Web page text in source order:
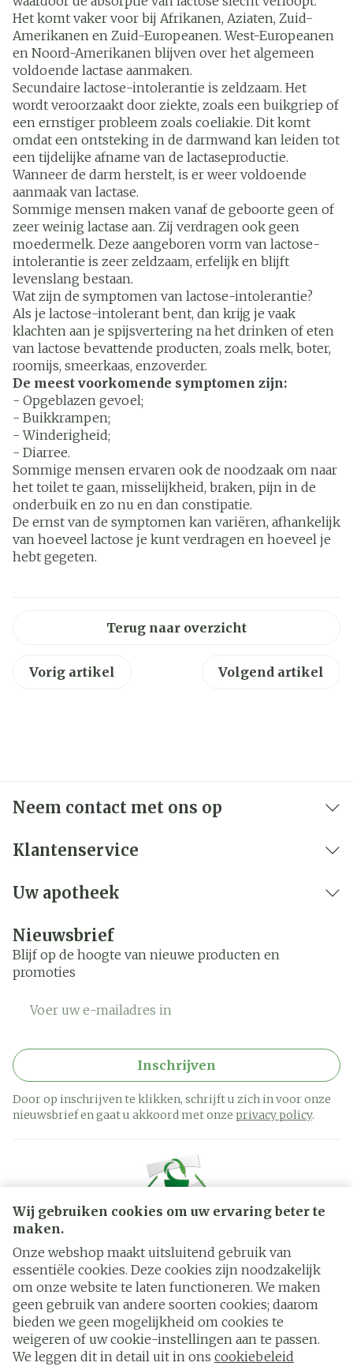
Wij gebruiken cookies om uw ervaring beter te
maken.
Onze webshop maakt uitsluitend gebruik van
essentiële cookies. Deze cookies zijn noodzakelijk
om onze website te laten functioneren. We maken
geen gebruik van andere soorten cookies; daarom
bieden we geen mogelijkheid om cookies te
weigeren of uw cookie-instellingen aan te passen.
We leggen dit in detail uit in ons cookiebeleid
Het komt vaker voor bij Afrikanen, Aziaten, Zuid-
Amerikanen en Zuid-Europeanen. West-Europeanen
en Noord-Amerikanen blijven over het algemeen
voldoende lactase aanmaken.
Secundaire lactose-intolerantie is zeldzaam. Het
wordt veroorzaakt door ziekte, zoals een buikgriep of
een ernstiger probleem zoals coeliakie. Dit komt
omdat een ontsteking in de darmwand kan leiden tot
een tijdelijke afname van de lactaseproductie.
Wanneer de darm herstelt, is er weer voldoende
aanmaak van lactase.
Sommige mensen maken vanaf de geboorte geen of
zeer weinig lactase aan. Zij verdragen ook geen
moedermelk. Deze aangeboren vorm van lactose-
intolerantie is zeer zeldzaam, erfelijk en blijft
levenslang bestaan.
Wat zijn de symptomen van lactose-intolerantie?
Als je lactose-intolerant bent, dan krijg je vaak
klachten aan je spijsvertering na het drinken of eten
van lactose bevattende producten, zoals melk, boter,
roomijs, smeerkaas, enzoverder.
De meest voorkomende symptomen zijn:
- Opgeblazen gevoel;
- Buikkrampen;
- Winderigheid;
- Diarree.
Sommige mensen ervaren ook de noodzaak om naar
het toilet te gaan, misselijkheid, braken, pijn in de
onderbuik en zo nu en dan constipatie.
De ernst van de symptomen kan variëren, afhankelijk
van hoeveel lactose je kunt verdragen en hoeveel je
hebt gegeten.
Terug naar overzicht
Vorig artikel Volgend artikel
Neem contact met ons op
Klantenservice
Uw apotheek
Nieuwsbrief
Blijf op de hoogte van nieuwe producten en
promoties
Inschrijven
Door op inschrijven te klikken, schrijft u zich in voor onze
nieuwsbrief en gaat u akkoord met onze privacy policy.
Juridische links